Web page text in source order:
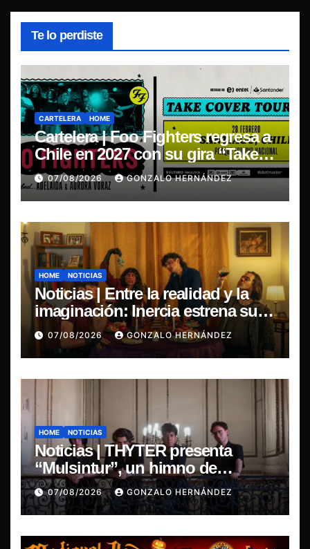
Te lo perdiste
CARTELERA HOME
Cartelera | Foo Fighters regresa a
Chile en 2027 con su gira “Take
Cover Tour 2027”
07/08/2026 GONZALO HERNÁNDEZ
HOME NOTICIAS
Noticias | Entre la realidad y la
imaginación: Inercia estrena su
primer single “Marilina”
07/08/2026 GONZALO HERNÁNDEZ
HOME NOTICIAS
Noticias | THYTER presenta
“Mulsintur”, un himno de
heavy/power metal inspirado en
Tomás Paniri
07/08/2026 GONZALO HERNÁNDEZ